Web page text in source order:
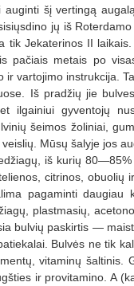
auginti šį vertingą
jų iš
tik Jekaterinos II
pačiais metais po
ir vartojimo instrukcija.
Iš pradžių jie
ilgainiui gyventojų
šeimos žoliniai,
Mūsų šalyje jos
iš kurių
citrinos, obuolių
pagaminti daugiau
plastmasių,
bulvių paskirtis —
Bulvės ne tik
vitaminų šaltinis.
ir provitamino. A